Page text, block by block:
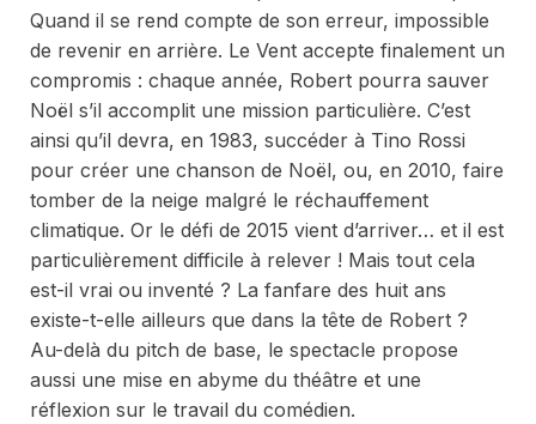
Quand il se rend compte de son erreur, impossible
de revenir en arrière. Le Vent accepte finalement un
compromis : chaque année, Robert pourra sauver
Noël s’il accomplit une mission particulière. C’est
ainsi qu’il devra, en 1983, succéder à Tino Rossi
pour créer une chanson de Noël, ou, en 2010, faire
tomber de la neige malgré le réchauffement
climatique. Or le défi de 2015 vient d’arriver… et il est
particulièrement difficile à relever ! Mais tout cela
est-il vrai ou inventé ? La fanfare des huit ans
existe-t-elle ailleurs que dans la tête de Robert ?
Au-delà du pitch de base, le spectacle propose
aussi une mise en abyme du théâtre et une
réflexion sur le travail du comédien.